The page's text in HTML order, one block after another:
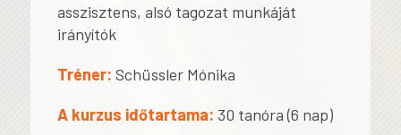
asszisztens, alsó tagozat munkáját
irányítók
Tréner: Schüssler Mónika
A kurzus időtartama: 30 tanóra (6 nap)